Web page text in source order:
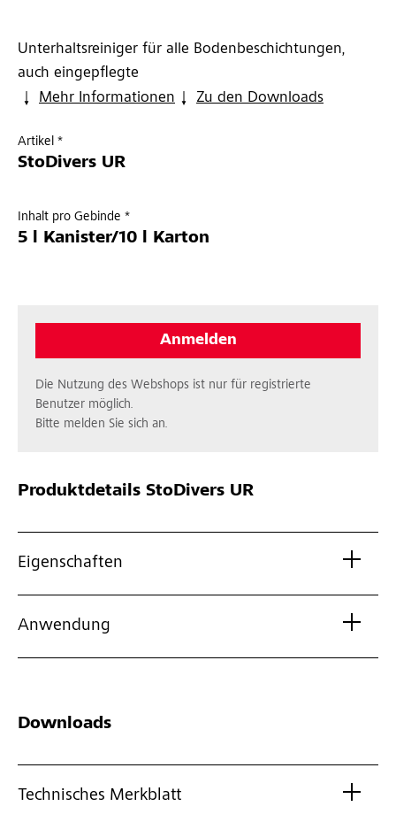
Unterhaltsreiniger für alle Bodenbeschichtungen,
auch eingepflegte
Mehr Informationen
Zu den Downloads
Artikel *
StoDivers UR
Inhalt pro Gebinde *
5 l Kanister/10 l Karton
Anmelden
Die Nutzung des Webshops ist nur für registrierte
Benutzer möglich.
Bitte melden Sie sich an.
Produktdetails StoDivers UR
Eigenschaften
Anwendung
Downloads
Technisches Merkblatt